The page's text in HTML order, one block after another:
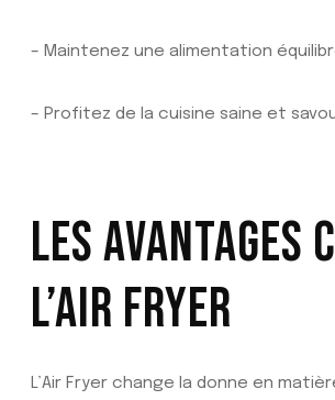
– Maintenez une alimentation
– Profitez de la cuisine saine et
LES AVANTAGES
L’AIR FRYER
L’Air Fryer change la donne en